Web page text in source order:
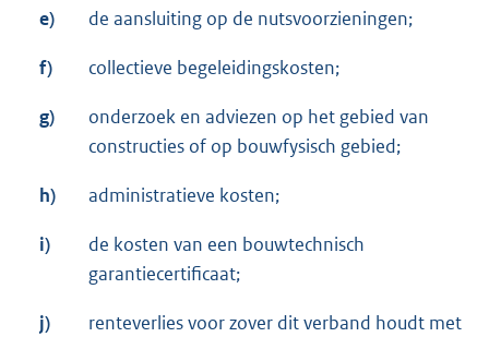
e) de aansluiting op de nutsvoorzieningen;
f) collectieve begeleidingskosten;
g)
onderzoek en adviezen op het gebied van
constructies of op bouwfysisch gebied;
h) administratieve kosten;
i)
de kosten van een bouwtechnisch
garantiecertificaat;
j)
renteverlies voor zover dit verband houdt met